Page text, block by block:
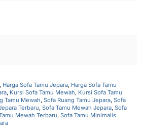
, Harga Sofa Tamu Jepara, Harga Sofa Tamu
, Kursi Sofa Tamu Mewah, Kursi Sofa Tamu
Tamu Mewah, Sofa Ruang Tamu Jepara, Sofa
Terbaru, Sofa Tamu Mewah Jepara, Sofa
Mewah Terbaru, Sofa Tamu Minimalis